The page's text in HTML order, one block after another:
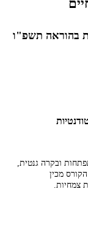
בהוראה תשפ"ו
ובקרה גנטית,
מכין
צמחיות.